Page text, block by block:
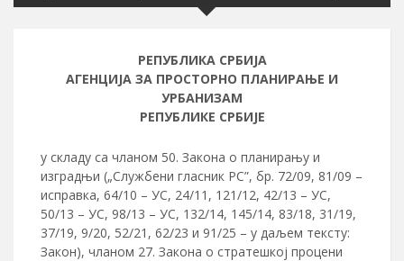
РЕПУБЛИКА СРБИЈА
АГЕНЦИЈА ЗА ПРОСТОРНО ПЛАНИРАЊЕ И
УРБАНИЗАМ
РЕПУБЛИКЕ СРБИЈЕ
у складу са чланом 50. Закона о планирању и
изградњи („Службени гласник РС”, бр. 72/09, 81/09 –
исправка, 64/10 – УС, 24/11, 121/12, 42/13 – УС,
50/13 – УС, 98/13 – УС, 132/14, 145/14, 83/18, 31/19,
37/19, 9/20, 52/21, 62/23 и 91/25 – у даљем тексту:
Закон), чланом 27. Закона о стратешкој процени